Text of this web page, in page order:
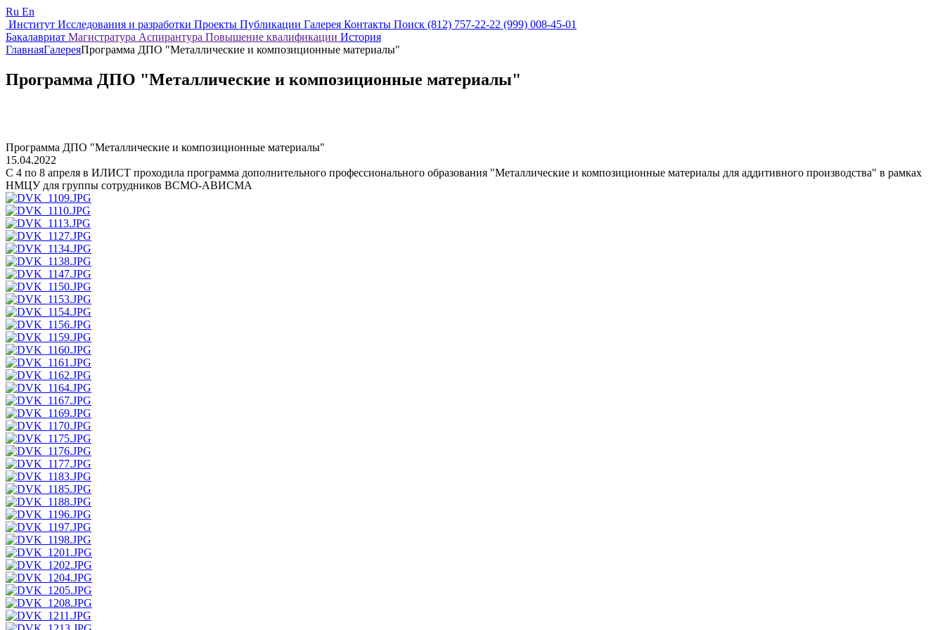
Ru En
Институт Исследования и разработки Проекты Публикации Галерея Контакты Поиск (812) 757-22-22 (999) 008-45-01
Бакалавриат Магистратура Аспирантура Повышение квалификации История
ГлавнаяГалереяПрограмма ДПО "Металлические и композиционные материалы"
Программа ДПО "Металлические и композиционные материалы"
Программа ДПО "Металлические и композиционные материалы"
15.04.2022
С 4 по 8 апреля в ИЛИСТ проходила программа дополнительного профессионального образования "Металлические и композиционные материалы для аддитивного производства" в рамках
НМЦУ для группы сотрудников ВСМО-АВИСМА